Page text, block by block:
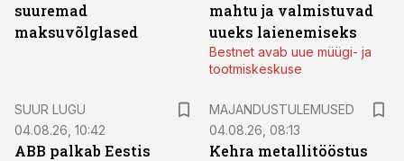
suuremad
maksuvõlglased
mahtu ja valmistuvad
uueks laienemiseks
Bestnet avab uue müügi- ja
tootmiskeskuse
SUUR LUGU
04.08.26, 10:42
ABB palkab Eestis
MAJANDUSTULEMUSED
04.08.26, 08:13
Kehra metallitööstus